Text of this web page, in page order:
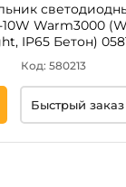
Warm3000
IP65 Бетон)
Код: 580213
Быстрый заказ